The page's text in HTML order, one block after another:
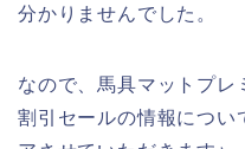
分かりませんでした。
なので、馬具マットプ
割引セールの情報につい